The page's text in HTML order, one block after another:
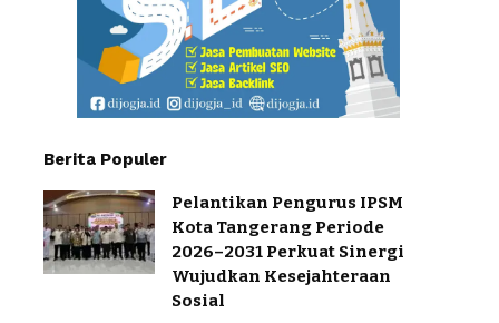
Berita Populer
Pelantikan Pengurus IPSM
Kota Tangerang Periode
2026–2031 Perkuat Sinergi
Wujudkan Kesejahteraan
Sosial